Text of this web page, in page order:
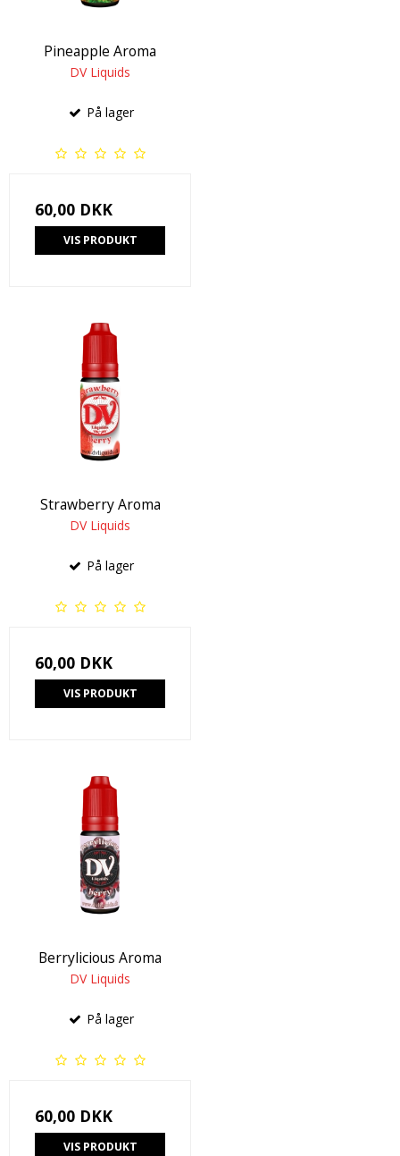
Pineapple Aroma
DV Liquids
På lager
60,00 DKK
VIS PRODUKT
Strawberry Aroma
DV Liquids
På lager
60,00 DKK
VIS PRODUKT
Berrylicious Aroma
DV Liquids
På lager
60,00 DKK
VIS PRODUKT